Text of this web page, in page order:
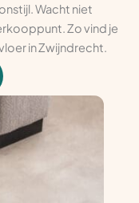
Wacht niet
Zo vind je
in Zwijndrecht.